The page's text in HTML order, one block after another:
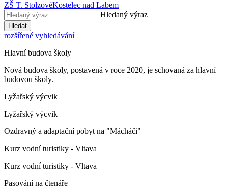
ZŠ T. StolzovéKostelec nad Labem
Hledaný výraz
Hledat
rozšířené vyhledávání
Hlavní budova školy
Nová budova školy, postavená v roce 2020, je schovaná za hlavní
budovou školy.
Lyžařský výcvik
Lyžařský výcvik
Ozdravný a adaptační pobyt na "Mácháči"
Kurz vodní turistiky - Vltava
Kurz vodní turistiky - Vltava
Pasování na čtenáře